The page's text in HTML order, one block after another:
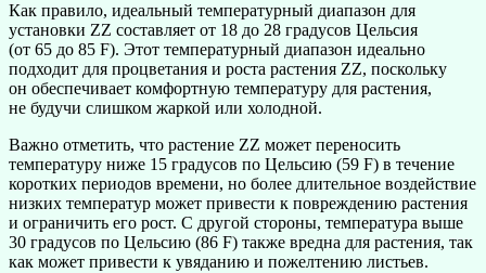
Как правило, идеальный температурный диапазон для
установки ZZ составляет от 18 до 28 градусов Цельсия
(от 65 до 85 F). Этот температурный диапазон идеально
подходит для процветания и роста растения ZZ, поскольку
он обеспечивает комфортную температуру для растения,
не будучи слишком жаркой или холодной.
Важно отметить, что растение ZZ может переносить
температуру ниже 15 градусов по Цельсию (59 F) в течение
коротких периодов времени, но более длительное воздействие
низких температур может привести к повреждению растения
и ограничить его рост. С другой стороны, температура выше
30 градусов по Цельсию (86 F) также вредна для растения, так
как может привести к увяданию и пожелтению листьев.